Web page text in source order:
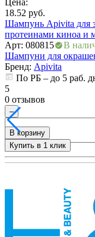
Цена:
18.52 руб.
Шампунь Apivita для
протеинами киноа и
Арт: 080815
В
Шампуни для
Бренд: Apivita
По РБ – до 5 раб.
5
0 отзывов
–
+
В корзину
Купить в 1 клик